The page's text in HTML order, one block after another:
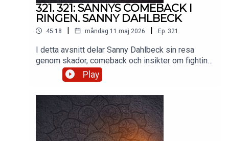
321. 321: SANNYS COMEBACK I
RINGEN. SANNY DAHLBECK
45:18 | måndag 11 maj 2026 | Ep. 321
I detta avsnitt delar Sanny Dahlbeck sin resa
genom skador, comeback och insikter om fighting,
mentalitet och livet efter karriären. En
inspirerande berättelse om att övervinna
sinne Genom swish 1233761806Stötta Öppet
sinne på Patreon
https://www.patreon.com/oppetsinne Instagram
https://www.instagram.com/pauldelvalle/?hl=sv
Play